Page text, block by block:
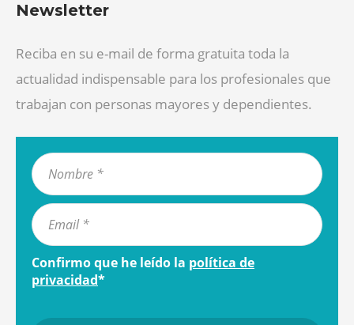
Newsletter
Reciba en su e-mail de forma gratuita toda la
actualidad indispensable para los profesionales que
trabajan con personas mayores y dependientes.
Confirmo que he leído la política de
privacidad*